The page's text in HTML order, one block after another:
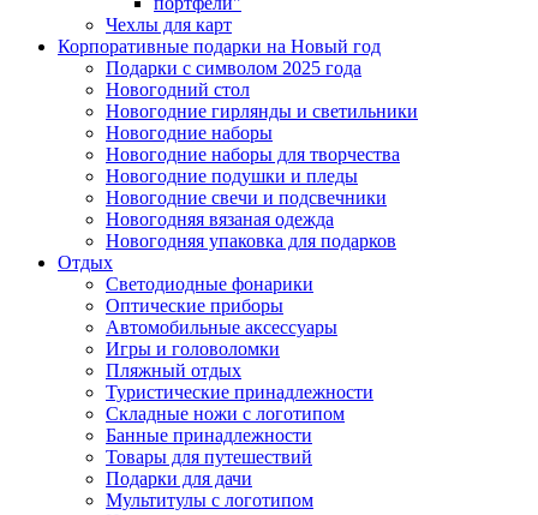
Чехлы для карт
Корпоративные подарки на Новый год
Подарки с символом 2025 года
Новогодний стол
Новогодние гирлянды и светильники
Новогодние наборы
Новогодние наборы для творчества
Новогодние подушки и пледы
Новогодние свечи и подсвечники
Новогодняя вязаная одежда
Новогодняя упаковка для подарков
Отдых
Светодиодные фонарики
Оптические приборы
Автомобильные аксессуары
Игры и головоломки
Пляжный отдых
Туристические принадлежности
Складные ножи с логотипом
Банные принадлежности
Товары для путешествий
Подарки для дачи
Мультитулы с логотипом